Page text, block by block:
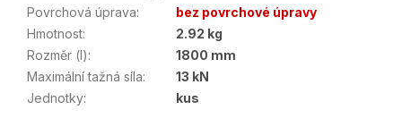
Povrchová úprava:
bez povrchové úpravy
Hmotnost:
2.92 kg
Rozměr (l):
1800 mm
Maximální tažná síla:
13 kN
Jednotky: kus